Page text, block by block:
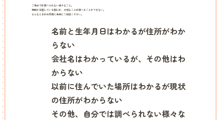
ご自分では調べられない様々なこと。
情報が氾濫している割には、大切なことは調べることができない。
そんなときはお気軽に当社にご相談ください。
名前と生年月日はわかるが住所がわか
らない
会社名はわかっているが、その他はわ
からない
以前に住んでいた場所はわかるが現状
の住所がわからない
その他、自分では調べられない様々な